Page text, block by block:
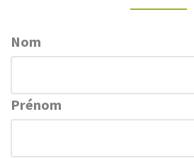
Nom
Prénom